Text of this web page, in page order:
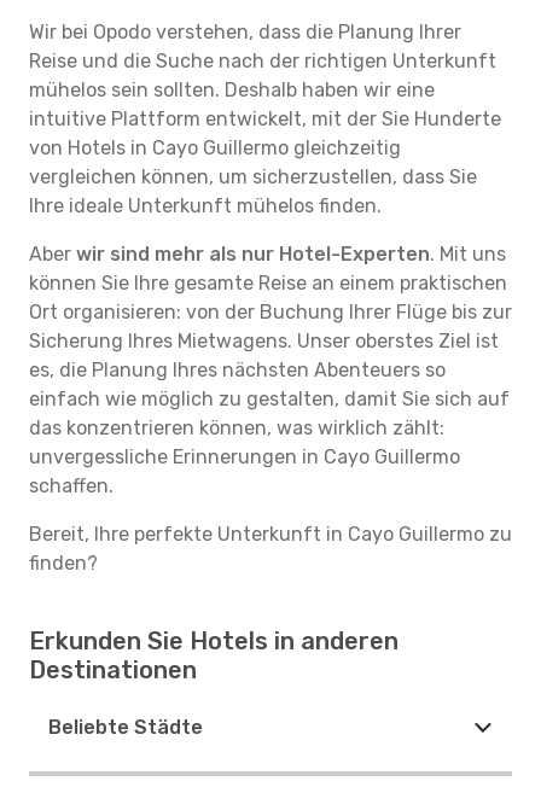
Wir bei Opodo verstehen, dass die Planung Ihrer
Reise und die Suche nach der richtigen Unterkunft
mühelos sein sollten. Deshalb haben wir eine
intuitive Plattform entwickelt, mit der Sie Hunderte
von Hotels in Cayo Guillermo gleichzeitig
vergleichen können, um sicherzustellen, dass Sie
Ihre ideale Unterkunft mühelos finden.
Aber wir sind mehr als nur Hotel-Experten. Mit uns
können Sie Ihre gesamte Reise an einem praktischen
Ort organisieren: von der Buchung Ihrer Flüge bis zur
Sicherung Ihres Mietwagens. Unser oberstes Ziel ist
es, die Planung Ihres nächsten Abenteuers so
einfach wie möglich zu gestalten, damit Sie sich auf
das konzentrieren können, was wirklich zählt:
unvergessliche Erinnerungen in Cayo Guillermo
schaffen.
Bereit, Ihre perfekte Unterkunft in Cayo Guillermo zu
finden?
Erkunden Sie Hotels in anderen
Destinationen
Beliebte Städte